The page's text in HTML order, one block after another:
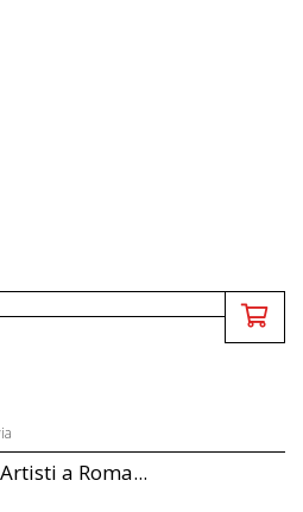
a Roma...